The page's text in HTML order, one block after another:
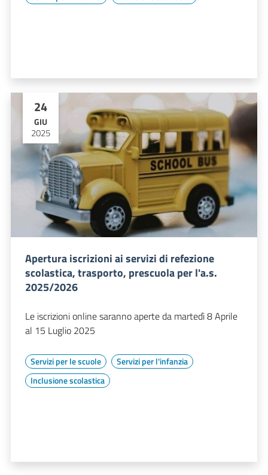
24
GIU
2025
Apertura iscrizioni ai servizi di refezione
scolastica, trasporto, prescuola per l'a.s.
2025/2026
Le iscrizioni online saranno aperte da martedì 8 Aprile
al 15 Luglio 2025
Servizi per le scuole
Servizi per l'infanzia
Inclusione scolastica